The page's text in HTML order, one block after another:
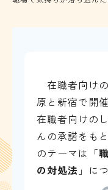
在職者向けの
原と新宿で開
在職者向けの
んの承諾をも
のテーマは「
の対処法 」に